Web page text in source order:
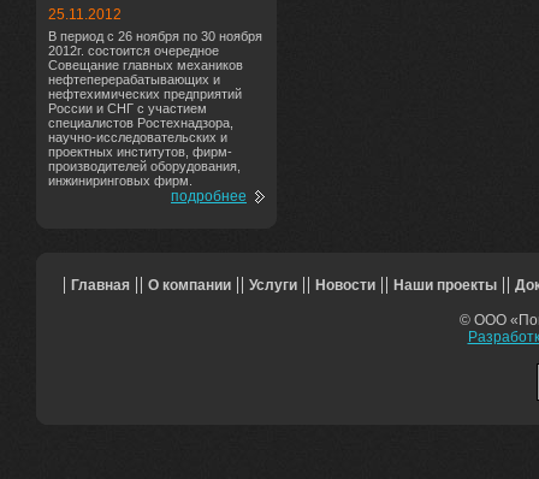
25.11.2012
В период с 26 ноября по 30 ноября
2012г. состоится очередное
Совещание главных механиков
нефтеперерабатывающих и
нефтехимических предприятий
России и СНГ с участием
специалистов Ростехнадзора,
научно-исследовательских и
проектных институтов, фирм-
производителей оборудования,
инжиниринговых фирм.
подробнее
Главная О компании Услуги Новости Наши проекты
© ООО